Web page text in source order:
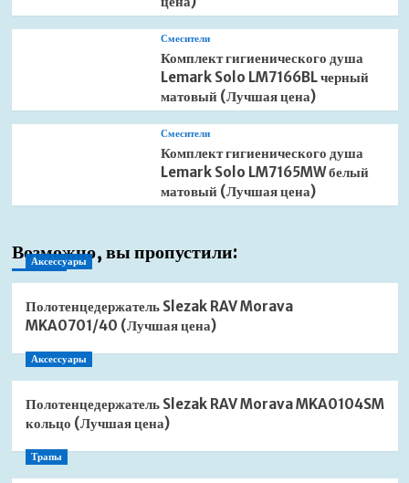
Смесители
Комплект гигиенического душа
Lemark Solo LM7166BL черный
матовый (Лучшая цена)
Смесители
Комплект гигиенического душа
Lemark Solo LM7165MW белый
матовый (Лучшая цена)
Возможно, вы пропустили:
Аксессуары
Полотенцедержатель Slezak RAV Morava
MKA0701/40 (Лучшая цена)
Аксессуары
Полотенцедержатель Slezak RAV Morava MKA0104SM
кольцо (Лучшая цена)
Трапы